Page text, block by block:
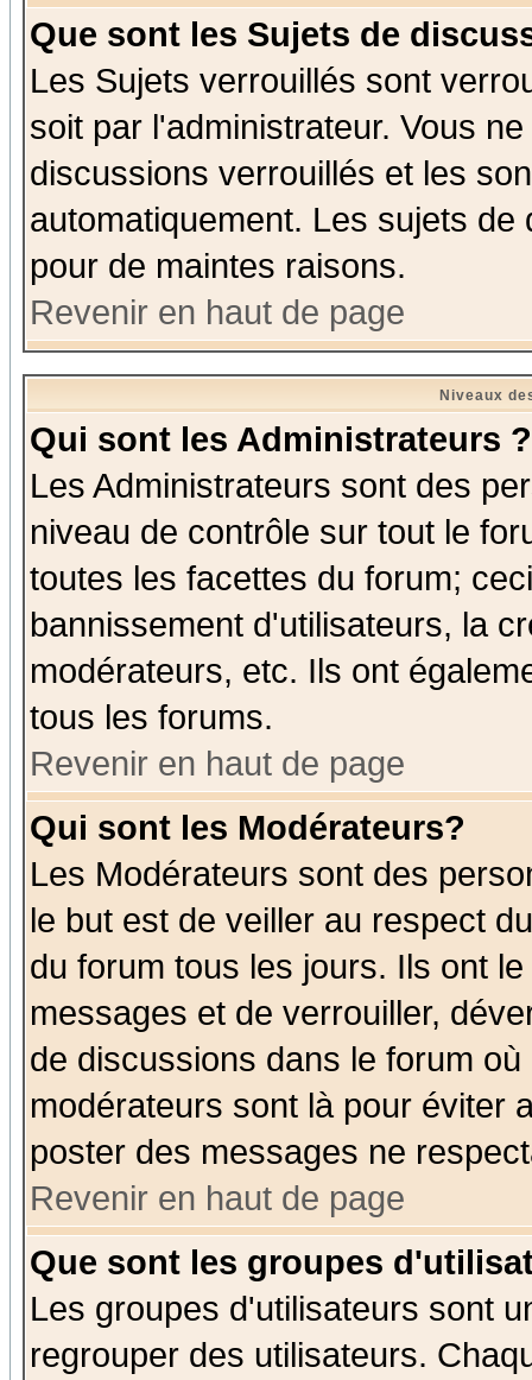
Que sont les Sujets de
Les Sujets verrouillés sont
soit par l'administrateur. Vous
discussions verrouillés et les
automatiquement. Les sujets
pour de maintes raisons.
Revenir en haut de page
Niveaux
Qui sont les Administrateurs ?
Les Administrateurs sont des
niveau de contrôle sur tout le
toutes les facettes du forum;
bannissement d'utilisateurs, la
modérateurs, etc. Ils ont
tous les forums.
Revenir en haut de page
Qui sont les Modérateurs?
Les Modérateurs sont des
le but est de veiller au respect
du forum tous les jours. Ils ont
messages et de verrouiller,
de discussions dans le forum
modérateurs sont là pour éviter
poster des messages ne
Revenir en haut de page
Que sont les groupes
Les groupes d'utilisateurs sont
regrouper des utilisateurs.